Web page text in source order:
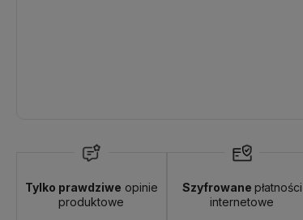
Tylko prawdziwe opinie
produktowe
Szyfrowane płatności
internetowe